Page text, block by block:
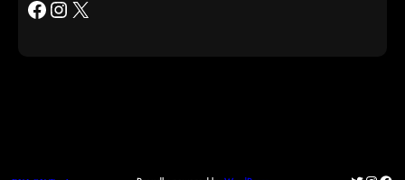
Facebook Instagram X